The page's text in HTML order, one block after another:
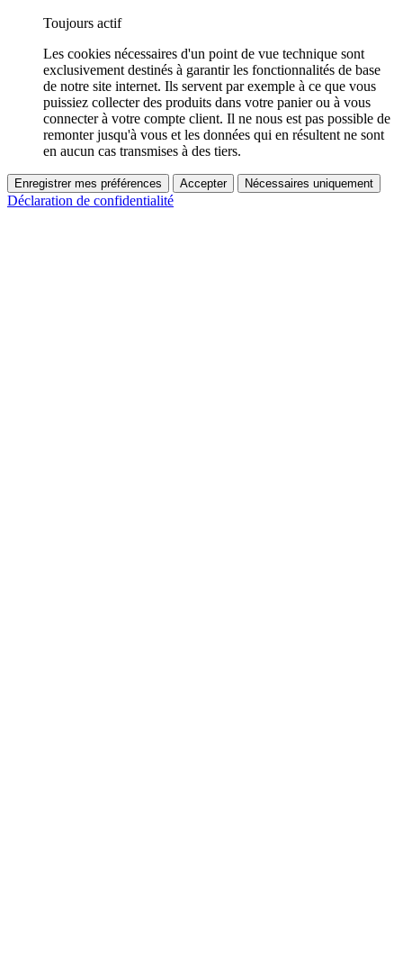
Toujours actif
Les cookies nécessaires d'un point de vue technique sont
exclusivement destinés à garantir les fonctionnalités de base
de notre site internet. Ils servent par exemple à ce que vous
puissiez collecter des produits dans votre panier ou à vous
connecter à votre compte client. Il ne nous est pas possible de
remonter jusqu'à vous et les données qui en résultent ne sont
en aucun cas transmises à des tiers.
Enregistrer mes préférences Accepter Nécessaires uniquement
Déclaration de confidentialité